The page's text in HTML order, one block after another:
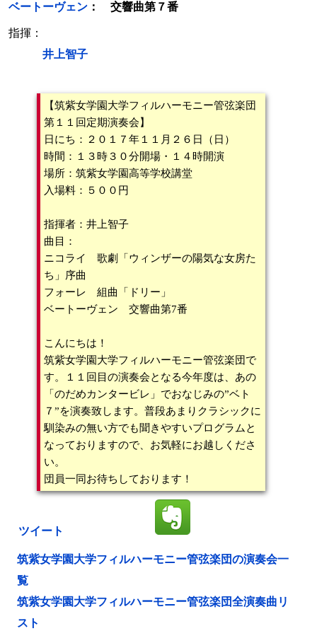
ベートーヴェン ： 交響曲第７番
指揮：
井上智子
【筑紫女学園大学フィルハーモニー管弦楽団
第１１回定期演奏会】
日にち：２０１７年１１月２６日（日）
時間：１３時３０分開場・１４時開演
場所：筑紫女学園高等学校講堂
入場料：５００円
指揮者：井上智子
曲目：
ニコライ 歌劇「ウィンザーの陽気な女房た
ち」序曲
フォーレ 組曲「ドリー」
ベートーヴェン 交響曲第7番
こんにちは！
筑紫女学園大学フィルハーモニー管弦楽団で
す。１１回目の演奏会となる今年度は、あの
「のだめカンタービレ」でおなじみの”ベト
７”を演奏致します。普段あまりクラシックに
馴染みの無い方でも聞きやすいプログラムと
なっておりますので、お気軽にお越しくださ
い。
団員一同お待ちしております！
ツイート
筑紫女学園大学フィルハーモニー管弦楽団の演奏会一
覧
筑紫女学園大学フィルハーモニー管弦楽団全演奏曲リ
スト